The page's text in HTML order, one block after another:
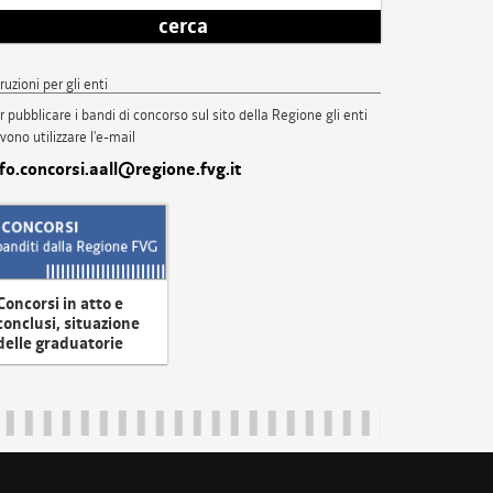
cerca
per gli enti
pubblicare i bandi di concorso sul sito della Regione gli enti
utilizzare l'e-mail
in atto e
situazione
graduatorie